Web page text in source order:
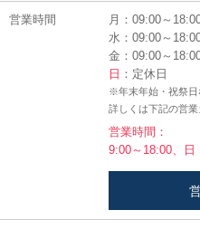
営業時間 月：09:00～
水：09:00～
金：09:00～
日 ：定休日
※年末年始・祝祭日
詳しくは下記の営業
営業時間：
9:00～18:00、日